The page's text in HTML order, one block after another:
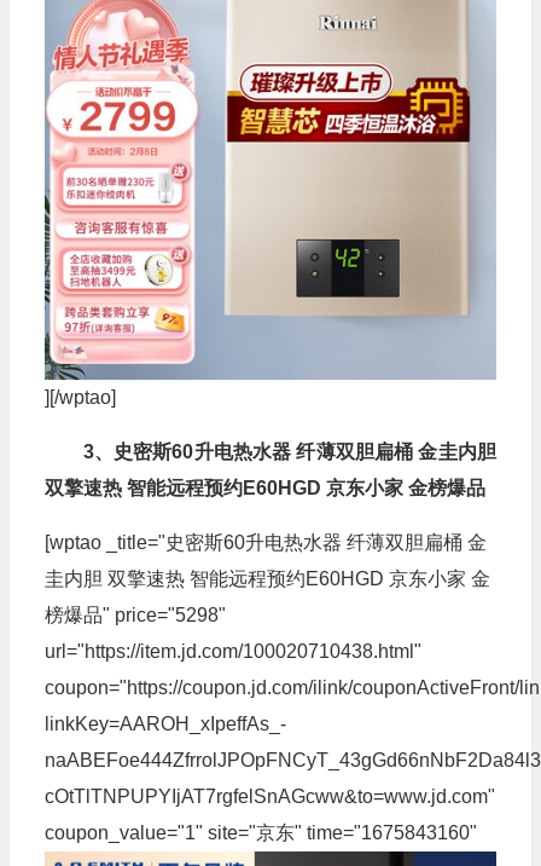
][/wptao]
3、史密斯60升电热水器 纤薄双胆扁桶 金圭内胆
双擎速热 智能远程预约E60HGD 京东小家 金榜爆品
[wptao _title="史密斯60升电热水器 纤薄双胆扁桶 金
圭内胆 双擎速热 智能远程预约E60HGD 京东小家 金
榜爆品" price="5298"
url="https://item.jd.com/100020710438.html"
coupon="https://coupon.jd.com/ilink/couponActiveFront/
linkKey=AAROH_xIpeffAs_-
cOtTlTNPUPYIjAT7rgfelSnAGcww&to=www.jd.com"
coupon_value="1" site="京东" time="1675843160"